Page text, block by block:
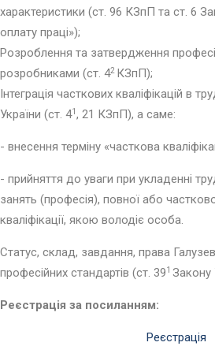
характеристики (ст. 96 КЗпП та ст. 6
оплату праці»);
Розроблення та затвердження
розробниками (ст. 42 КЗпП);
Інтеграція часткових кваліфікацій в
України (ст. 41 , 21 КЗпП), а саме:
- внесення терміну «часткова
- прийняття до уваги при укладенні
занять (професія), повної або
кваліфікації, якою володіє особа.
Статус, склад, завдання, права
професійних стандартів (ст. 391 Закону
Реєстрація за посиланням:
Реєстрація